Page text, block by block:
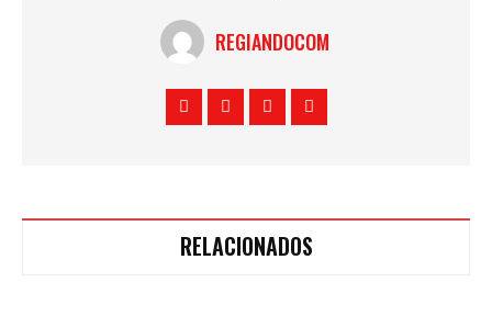
REGIANDOCOM
RELACIONADOS